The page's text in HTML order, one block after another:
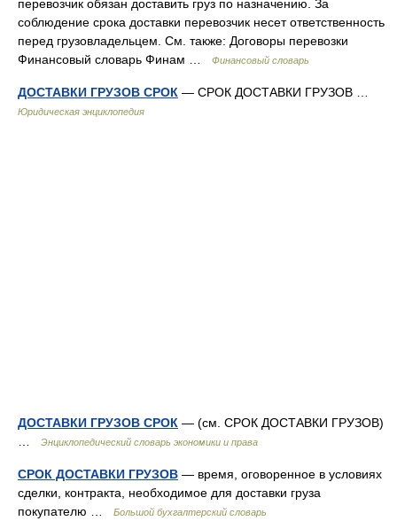
перевозчик обязан доставить груз по назначению. За
соблюдение срока доставки перевозчик несет ответственность
перед грузовладельцем. См. также: Договоры перевозки
Финансовый словарь Финам …
Финансовый словарь
ДОСТАВКИ ГРУЗОВ СРОК — СРОК ДОСТАВКИ ГРУЗОВ …
Юридическая энциклопедия
ДОСТАВКИ ГРУЗОВ СРОК — (см. СРОК ДОСТАВКИ ГРУЗОВ)
Энциклопедический словарь экономики и права
СРОК ДОСТАВКИ ГРУЗОВ — время, оговоренное в условиях
сделки, контракта, необходимое для доставки груза
покупателю …
Большой бухгалтерский словарь